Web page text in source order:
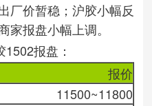
厂价暂稳；沪胶小幅反
家报盘小幅上调。
报盘：
报价
11500~11800